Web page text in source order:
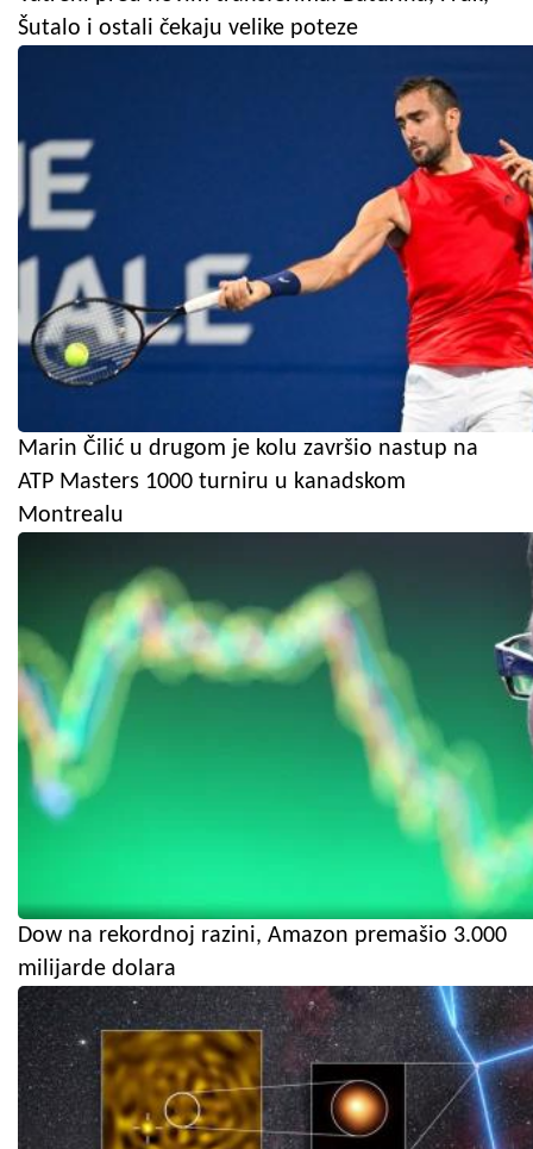
Šutalo i ostali čekaju velike poteze
Marin Čilić u drugom je kolu završio nastup na
ATP Masters 1000 turniru u kanadskom
Montrealu
Dow na rekordnoj razini, Amazon premašio 3.000
milijarde dolara